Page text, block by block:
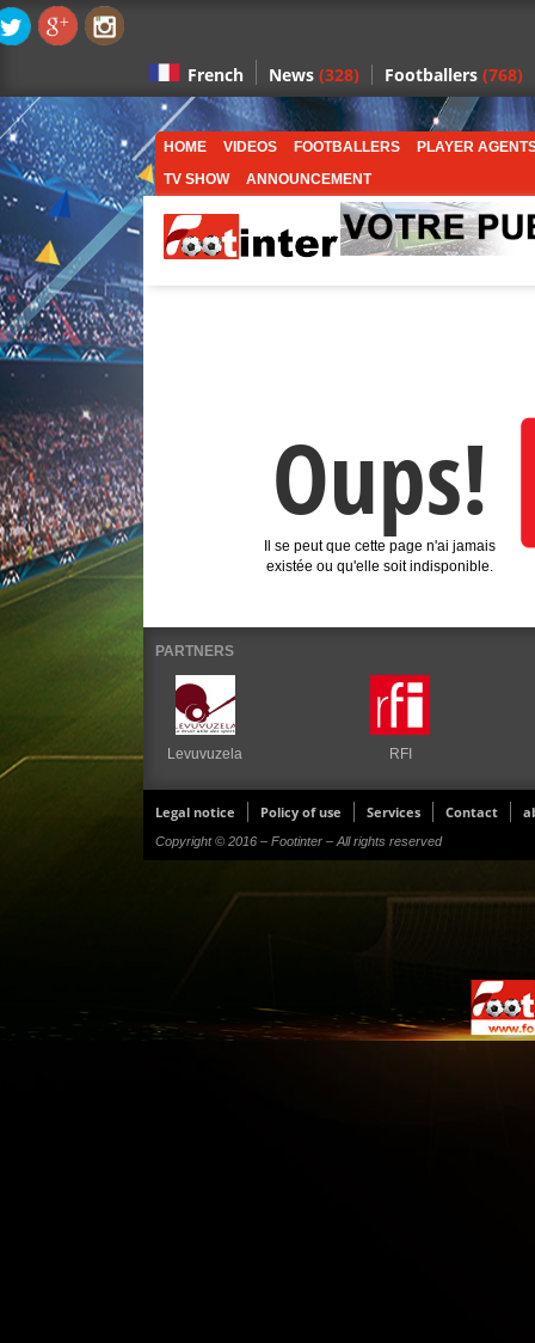
French News (328) Footballers (768)
HOME VIDEOS FOOTBALLERS
PLAYER
TV SHOW
ANNOUNCEMENT
Oups!
Il se peut que cette page n'ai jamais
existée ou qu'elle soit indisponible.
PARTNERS
Levuvuzela RFI
Legal notice Policy of use Services Contact
Copyright © 2016 – Footinter – All rights reserved